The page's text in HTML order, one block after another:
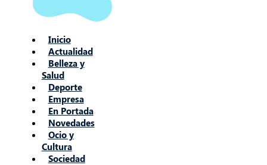
Inicio
Actualidad
Belleza y
Salud
Deporte
Empresa
En Portada
Novedades
Ocio y
Cultura
Sociedad